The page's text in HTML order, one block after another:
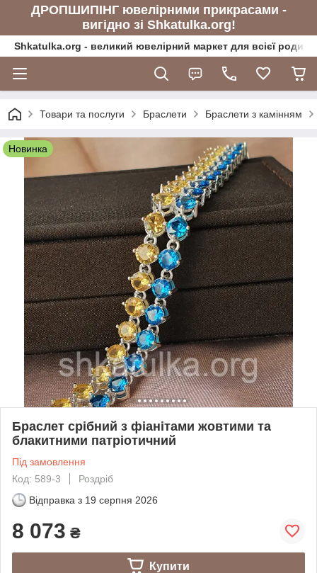
ДРОПШИПІНГ ювелірними прикрасами -
вигідно зі Shkatulka.org!
Shkatulka.org - великий ювелірний маркет для всієї
Товари та послуги Браслети Браслети з камінням
Новинка
Браслет срібний з фіанітами жовтими та
блакитними патріотичний
Під замовлення
Код: 589-3
Роздріб
Відправка з 19 серпня 2026
8 073 ₴
Купити